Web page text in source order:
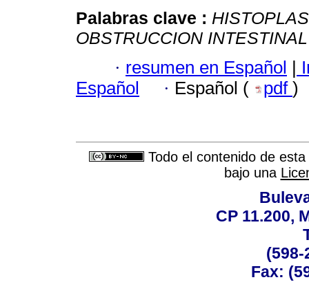
Palabras clave :
OBSTRUCCION INTESTINAL
· resumen en Español |
Español
· Español ( pdf )
Todo el contenido de
bajo una
CP 11.200,
(598-
Fax: